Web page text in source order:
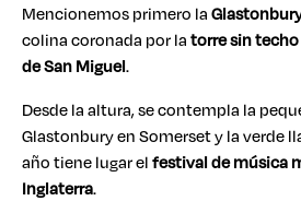
Mencionemos primero la
colina coronada por latorre sin
de San Miguel.
Desde la altura, se contempla la
Glastonbury en Somerset y la verde
año tiene lugar elfestival de música
Inglaterra.